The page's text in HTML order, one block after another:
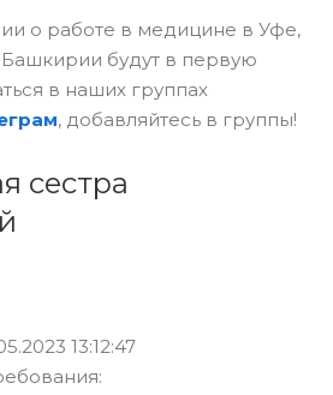
о работе в медицине в Уфе,
будут в первую
в наших группах
, добавляйтесь в группы!
сестра
13:12:47